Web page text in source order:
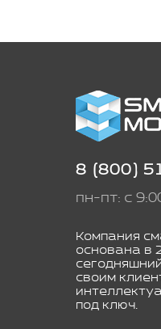
8 (800)
пн-пт: с
Компания
основана в
своим
под ключ.